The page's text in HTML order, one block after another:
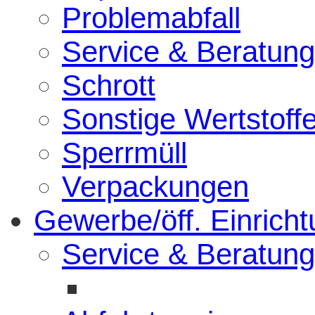
Problemabfall
Service & Beratung
Schrott
Sonstige
Sperrmüll
Verpackungen
Gewerbe/öff.
Service & Beratung